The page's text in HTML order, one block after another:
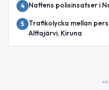
4 Nattens polisinsatser i
5
Trafikolycka mellan
Alttajärvi, Kiruna